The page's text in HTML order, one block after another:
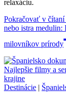
relaxáciu.
Pokračovať v čítaní
nebo istra medulin:
milovníkov prírody
Destinácie |